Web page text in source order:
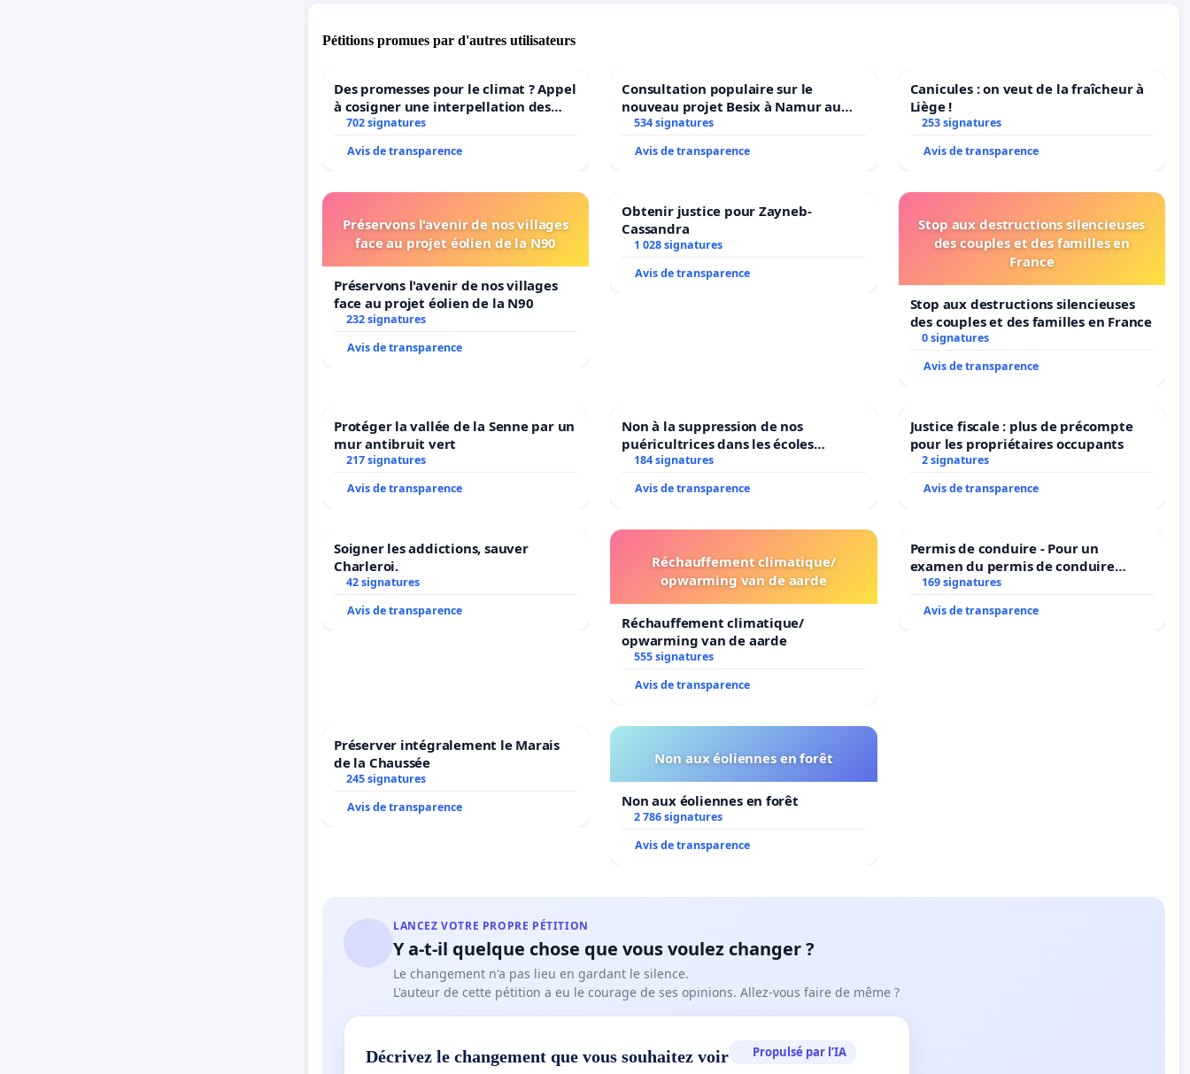
espérons la présence du ministre Guerini, initiateur de ce projet,
Nous vous encourageons à vous mobiliser et à signer la pétition
pour exprimer votre insatisfaction. Grâce à une mobilisation
massive, le changement est à portée de main.
Pétitions promues par d'autres utilisateurs
Des promesses pour le climat ? Appel
à cosigner une interpellation des
ministres wallons du climat et de
702 signatures
Avis de transparence
Consultation populaire sur le
nouveau projet Besix à Namur au
Parc Léopold ?
534 signatures
Avis de transparence
Canicules : on veut de la fraîcheur à
Liège !
253 signatures
Avis de transparence
Préservons l'avenir de nos villages
face au projet éolien de la N90
Préservons l'avenir de nos villages
face au projet éolien de la N90
232 signatures
Avis de transparence
Obtenir justice pour Zayneb-
Cassandra
1 028 signatures
Avis de transparence
Stop aux destructions silencieuses
des couples et des familles en
France
Stop aux destructions silencieuses
des couples et des familles en France
0 signatures
Avis de transparence
Protéger la vallée de la Senne par un
mur antibruit vert
217 signatures
Avis de transparence
Non à la suppression de nos
puéricultrices dans les écoles
communale de Flémalle !
184 signatures
Avis de transparence
Justice fiscale : plus de précompte
pour les propriétaires occupants
2 signatures
Avis de transparence
Soigner les addictions, sauver
Charleroi.
42 signatures
Avis de transparence
Réchauffement climatique/
opwarming van de aarde
Réchauffement climatique/
opwarming van de aarde
555 signatures
Avis de transparence
Permis de conduire - Pour un
examen du permis de conduire
accessible dans plusieurs langues à
169 signatures
Avis de transparence
Préserver intégralement le Marais
de la Chaussée
245 signatures
Avis de transparence
Non aux éoliennes en forêt
Non aux éoliennes en forêt
2 786 signatures
Avis de transparence
LANCEZ VOTRE PROPRE PÉTITION
Y a-t-il quelque chose que vous voulez changer ?
Le changement n'a pas lieu en gardant le silence.
L'auteur de cette pétition a eu le courage de ses opinions. Allez-vous faire de même ?
Décrivez le changement que vous souhaitez voir Propulsé par l’IA